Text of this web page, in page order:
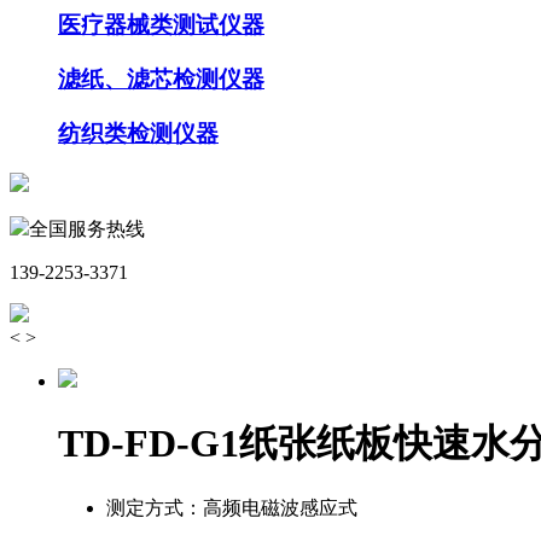
医疗器械类测试仪器
滤纸、滤芯检测仪器
纺织类检测仪器
全国服务热线
139-2253-3371
< >
TD-FD-G1纸张纸板快速水
测定方式： 高频电磁波感应式